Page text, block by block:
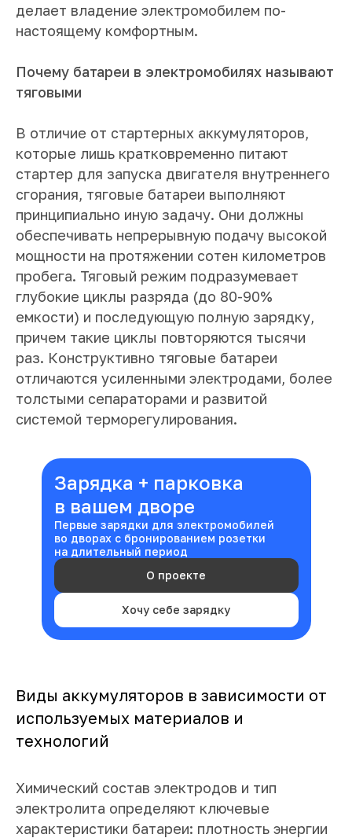
делает владение электромобилем по-
настоящему комфортным.
Почему батареи в электромобилях называют
тяговыми
В отличие от стартерных аккумуляторов,
которые лишь кратковременно питают
стартер для запуска двигателя внутреннего
сгорания, тяговые батареи выполняют
принципиально иную задачу. Они должны
обеспечивать непрерывную подачу высокой
мощности на протяжении сотен километров
пробега. Тяговый режим подразумевает
глубокие циклы разряда (до 80-90%
емкости) и последующую полную зарядку,
причем такие циклы повторяются тысячи
раз. Конструктивно тяговые батареи
отличаются усиленными электродами, более
толстыми сепараторами и развитой
системой терморегулирования.
Зарядка + парковка
в вашем дворе
Первые зарядки для электромобилей
во дворах с бронированием розетки
на длительный период
О проекте
Хочу себе зарядку
Виды аккумуляторов в зависимости от
используемых материалов и
технологий
Химический состав электродов и тип
электролита определяют ключевые
характеристики батареи: плотность энергии